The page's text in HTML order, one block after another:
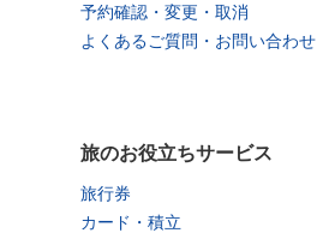
予約確認・変更・取消
よくあるご質問・お問い合わせ
旅のお役立ちサービス
旅行券
カード・積立